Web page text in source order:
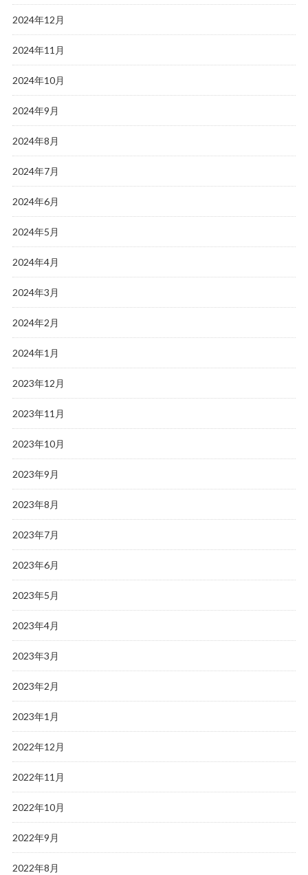
2024年12月
2024年11月
2024年10月
2024年9月
2024年8月
2024年7月
2024年6月
2024年5月
2024年4月
2024年3月
2024年2月
2024年1月
2023年12月
2023年11月
2023年10月
2023年9月
2023年8月
2023年7月
2023年6月
2023年5月
2023年4月
2023年3月
2023年2月
2023年1月
2022年12月
2022年11月
2022年10月
2022年9月
2022年8月